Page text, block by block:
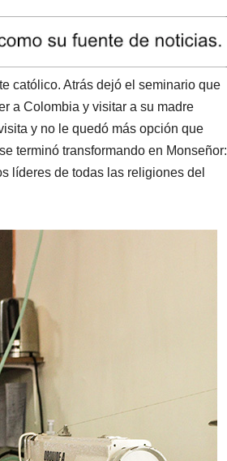
católico. Atrás dejó el seminario que
a Colombia y visitar a su madre
y no le quedó más opción que
terminó transformando en Monseñor:
líderes de todas las religiones del